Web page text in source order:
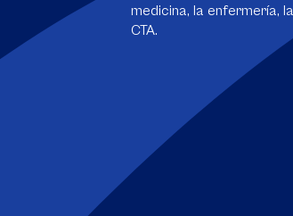
medicina, la enfermería,
CTA.